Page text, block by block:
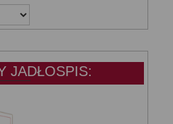
JADŁOSPIS: